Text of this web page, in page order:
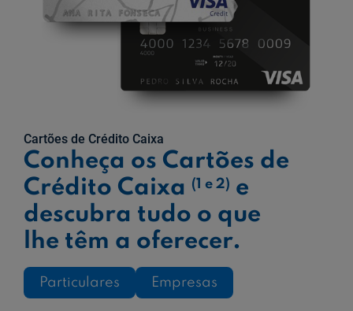
Cartões de Crédito Caixa
Conheça os Cartões de
Crédito Caixa (1 e 2) e
descubra tudo o que
lhe têm a oferecer.
Particulares Empresas